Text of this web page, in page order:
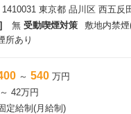
1410031 東京都 品川区 西五反
無 受動喫煙対策
敷地内禁
所あり
～ 540 万円
42万円
定給制(月給制)